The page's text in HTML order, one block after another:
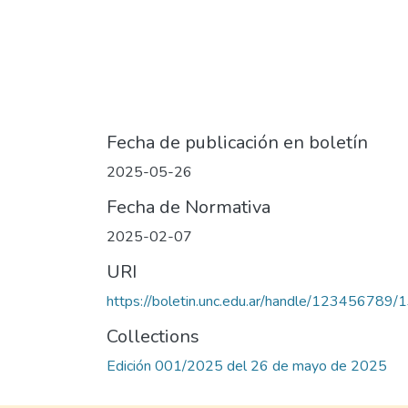
Fecha de publicación en boletín
2025-05-26
Fecha de Normativa
2025-02-07
URI
https://boletin.unc.edu.ar/handle/123456789/
Collections
Edición 001/2025 del 26 de mayo de 2025